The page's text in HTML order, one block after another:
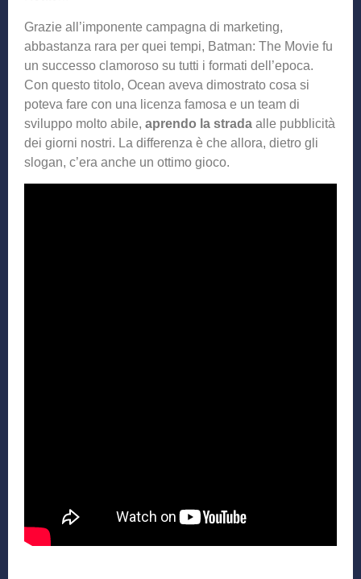
Grazie all’imponente campagna di marketing,
abbastanza rara per quei tempi, Batman: The Movie fu
un successo clamoroso su tutti i formati dell’epoca.
Con questo titolo, Ocean aveva dimostrato cosa si
poteva fare con una licenza famosa e un team di
sviluppo molto abile, aprendo la strada alle pubblicità
dei giorni nostri. La differenza è che allora, dietro gli
slogan, c’era anche un ottimo gioco.